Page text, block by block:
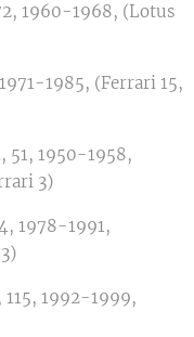
1960-1968, (Lotus
1985, (Ferrari 15,
51, 1950-1958,
3)
1978-1991,
1992-1999,